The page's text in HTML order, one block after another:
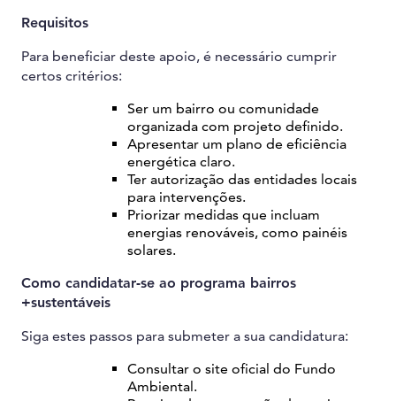
Requisitos
Para beneficiar deste apoio, é necessário cumprir
certos critérios:
Ser um bairro ou comunidade
organizada com projeto definido.
Apresentar um plano de eficiência
energética claro.
Ter autorização das entidades locais
para intervenções.
Priorizar medidas que incluam
energias renováveis, como painéis
solares.
Como candidatar-se ao programa bairros
+sustentáveis
Siga estes passos para submeter a sua candidatura:
Consultar o site oficial do Fundo
Ambiental.